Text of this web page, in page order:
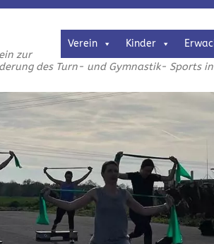
Verein Kinder
zur
des Turn- und Gymnastik- Sports